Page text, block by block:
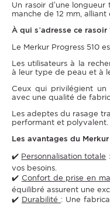
Un rasoir d’une
manche de 12 mm,
À qui s’adresse ce rasoir
Le Merkur Progress 510
Les utilisateurs à la
à leur type de peau et à
Ceux qui privilégient
avec une qualité de
Les adeptes du rasage
performant et polyvalent.
Les avantages du
✔️ Personnalisation totale
vos besoins.
✔️ Confort de prise en
équilibré assurent une
✔️ Durabilité : Une